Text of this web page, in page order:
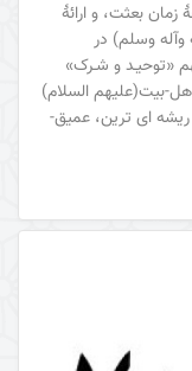
بعثت، و ارائۀ
وآله وسلم) در
«توحیـد و شـرک»
بیت(علیهم السلام)
ریشه ای ترین، عمیق-